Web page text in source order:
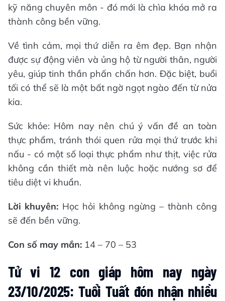
kỹ năng chuyên môn - đó mới là chìa khóa mở ra
thành công bền vững.
Về tình cảm, mọi thứ diễn ra êm đẹp. Bạn nhận
được sự động viên và ủng hộ từ người thân, người
yêu, giúp tinh thần phấn chấn hơn. Đặc biệt, buổi
tối có thể sẽ là một bất ngờ ngọt ngào đến từ nửa
kia.
Sức khỏe: Hôm nay nên chú ý vấn đề an toàn
thực phẩm, tránh thói quen rửa mọi thứ trước khi
nấu - có một số loại thực phẩm như thịt, việc rửa
không cần thiết mà nên luộc hoặc nướng sơ để
tiêu diệt vi khuẩn.
Lời khuyên: Học hỏi không ngừng – thành công
sẽ đến bền vững.
Con số may mắn: 14 – 70 – 53
Tử vi 12 con giáp hôm nay ngày
23/10/2025: Tuổi Tuất đón nhận nhiều